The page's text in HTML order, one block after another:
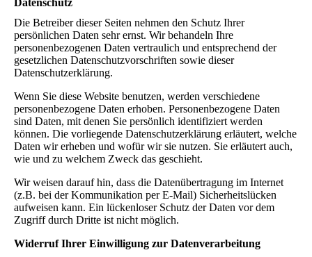
Datenschutz
Die Betreiber dieser Seiten nehmen den Schutz Ihrer
persönlichen Daten sehr ernst. Wir behandeln Ihre
personenbezogenen Daten vertraulich und entsprechend der
gesetzlichen Datenschutzvorschriften sowie dieser
Datenschutzerklärung.
Wenn Sie diese Website benutzen, werden verschiedene
personenbezogene Daten erhoben. Personenbezogene Daten
sind Daten, mit denen Sie persönlich identifiziert werden
können. Die vorliegende Datenschutzerklärung erläutert, welche
Daten wir erheben und wofür wir sie nutzen. Sie erläutert auch,
wie und zu welchem Zweck das geschieht.
Wir weisen darauf hin, dass die Datenübertragung im Internet
(z.B. bei der Kommunikation per E-Mail) Sicherheitslücken
aufweisen kann. Ein lückenloser Schutz der Daten vor dem
Zugriff durch Dritte ist nicht möglich.
Widerruf Ihrer Einwilligung zur Datenverarbeitung